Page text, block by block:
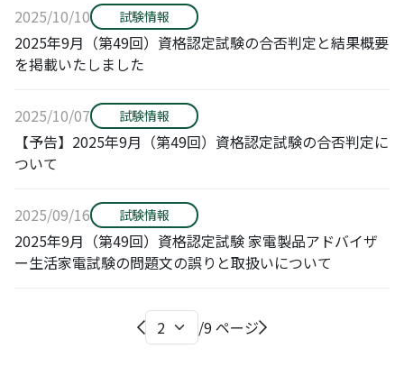
2025/10/10 試験情報
2025年9月（第49回）資格認定試験の合否判定と結果概要
を掲載いたしました
2025/10/07 試験情報
【予告】2025年9月（第49回）資格認定試験の合否判定に
ついて
2025/09/16 試験情報
2025年9月（第49回）資格認定試験 家電製品アドバイザ
ー生活家電試験の問題文の誤りと取扱いについて
/9 ページ